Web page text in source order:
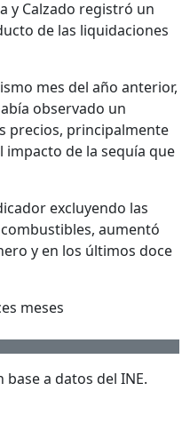
y Calzado registró un
de las liquidaciones
mes del año anterior,
observado un
precios, principalmente
de la sequía que
excluyendo las
aumentó
y en los últimos doce
meses
a datos del INE.